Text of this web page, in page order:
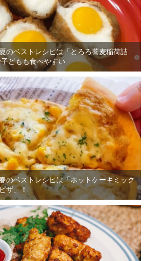
のベストレシピは「とろろ蕎麦稲荷詰
どもも食べやすい
のベストレシピは「ホットケーキミック
ザ」！